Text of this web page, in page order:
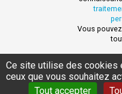
Vous pouvez
MENTIONS LÉGALES
Ce site utilise des cookies
ceux que vous souhaitez
Tout accepter